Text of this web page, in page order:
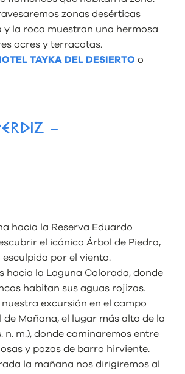
zonas desérticas
y la roca muestran una hermosa
ocres y terracotas.
TAYKA DEL DESIERTO o
–
hacia la Reserva Eduardo
el icónico Árbol de Piedra,
por el viento.
hacia la Laguna Colorada, donde
habitan sus aguas rojizas.
excursión en el campo
de Mañana, el lugar más alto de la
n. m.), donde caminaremos entre
y pozas de barro hirviente.
la mañana nos dirigiremos al